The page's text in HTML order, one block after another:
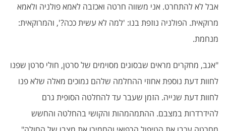
אבל לא להתחרט. אני משווה חרטה ואכזבה לאמא פולניה ולאמא
מרוקאית. הפולניה נוזפת בנו: 'למה לא עשית ככה?', והמרוקאית:
מנחמת.
"אגב, מחקרים מראים שבסוגים מסוימים של סרטן, חולי סרטן שפנו
לחוות דעת נוספת אחוזי ההחלמה שלהם נמוכים מאלה שלא פנו
לחוות דעת שנייה. הזמן שעבר עד להחלטה הסופית גרם
להידרדרות במצבם. ההתמהמהות והקושי בהחלטה והחשש